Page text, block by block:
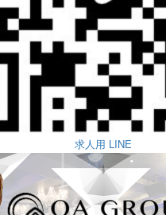
求人用 LINE